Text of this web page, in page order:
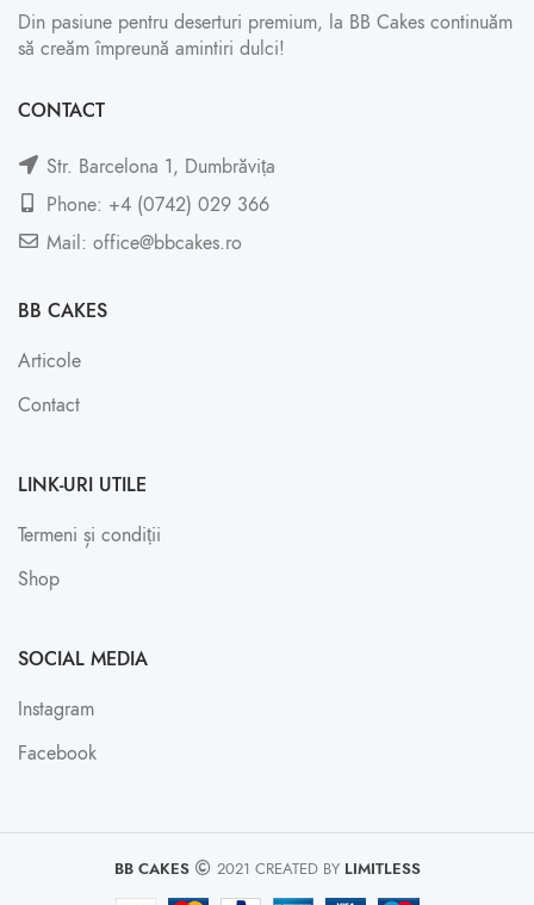
Din pasiune pentru deserturi premium, la BB Cakes continuăm
să creăm împreună amintiri dulci!
CONTACT
Str. Barcelona 1, Dumbrăvița
Phone: +4 (0742) 029 366
Mail: office@bbcakes.ro
BB CAKES
Articole
Contact
LINK-URI UTILE
Termeni și condiții
Shop
SOCIAL MEDIA
Instagram
Facebook
BB CAKES 2021 CREATED BY LIMITLESS